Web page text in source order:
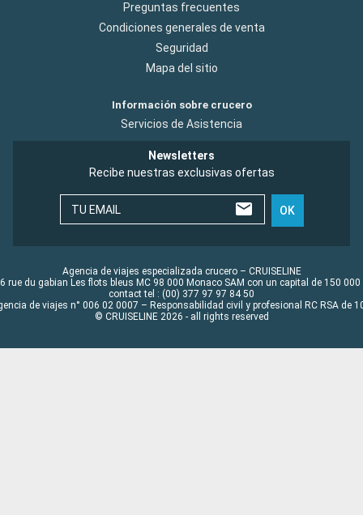
Preguntas frecuentes
Condiciones generales de venta
Seguridad
Mapa del sitio
Información sobre crucero
Servicios de Asistencia
Newsletters
Recibe nuestras exclusivas ofertas
TU EMAIL OK
Agencia de viajes especializada crucero – CRUISELINE
rue du gabian Les flots bleus MC 98 000 Monaco SAM con un capital de 150 000
contact tel : (00) 377 97 97 84 50
de viajes n° 006 02 0007 – Responsabilidad civil y profesional RC RSA de
© CRUISELINE 2026 - all rights reserved